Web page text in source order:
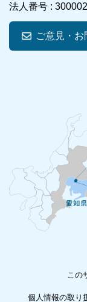
法人番号 :
ご意見・お
この
個人情報の取り